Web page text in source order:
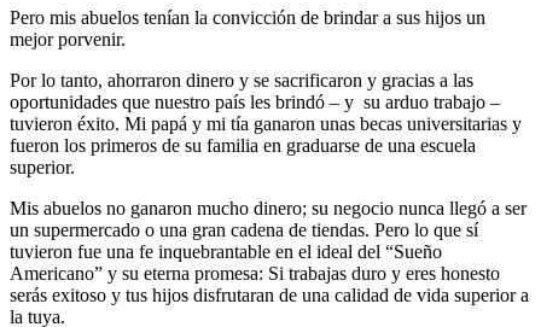
Pero mis abuelos tenían la convicción de brindar a sus hijos un
mejor porvenir.
Por lo tanto, ahorraron dinero y se sacrificaron y gracias a las
oportunidades que nuestro país les brindó – y su arduo trabajo –
tuvieron éxito. Mi papá y mi tía ganaron unas becas universitarias y
fueron los primeros de su familia en graduarse de una escuela
superior.
Mis abuelos no ganaron mucho dinero; su negocio nunca llegó a ser
un supermercado o una gran cadena de tiendas. Pero lo que sí
tuvieron fue una fe inquebrantable en el ideal del “Sueño
Americano” y su eterna promesa: Si trabajas duro y eres honesto
serás exitoso y tus hijos disfrutaran de una calidad de vida superior a
la tuya.